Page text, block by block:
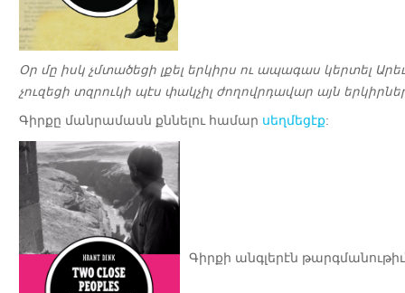
Օր մը իսկ չմտածեցի լքել երկիրս ու ապագաս կերտել
չուզեցի տզրուկի պէս փակչիլ ժողովրդավար այն
Գիրքը մանրամասն քննելու համար սեղմեցէք:
Գիրքի անգլերէն